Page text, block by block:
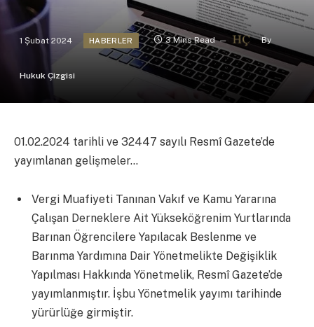
1 Şubat 2024 HABERLER 3 Mins Read By
Hukuk Çizgisi
01.02.2024 tarihli ve 32447 sayılı Resmî Gazete’de
yayımlanan gelişmeler…
Vergi Muafiyeti Tanınan Vakıf ve Kamu Yararına
Çalışan Derneklere Ait Yükseköğrenim Yurtlarında
Barınan Öğrencilere Yapılacak Beslenme ve
Barınma Yardımına Dair Yönetmelikte Değişiklik
Yapılması Hakkında Yönetmelik, Resmî Gazete’de
yayımlanmıştır. İşbu Yönetmelik yayımı tarihinde
yürürlüğe girmiştir.